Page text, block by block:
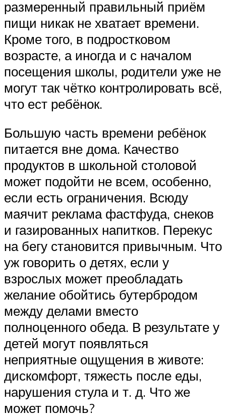
размеренный правильный приём
пищи никак не хватает времени.
Кроме того, в подростковом
возрасте, а иногда и с началом
посещения школы, родители уже не
могут так чётко контролировать всё,
что ест ребёнок.
Большую часть времени ребёнок
питается вне дома. Качество
продуктов в школьной столовой
может подойти не всем, особенно,
если есть ограничения. Всюду
маячит реклама фастфуда, снеков
и газированных напитков. Перекус
на бегу становится привычным. Что
уж говорить о детях, если у
взрослых может преобладать
желание обойтись бутербродом
между делами вместо
полноценного обеда. В результате у
детей могут появляться
неприятные ощущения в животе:
дискомфорт, тяжесть после еды,
нарушения стула и т. д. Что же
может помочь?